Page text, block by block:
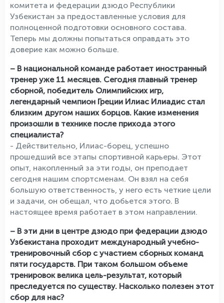
комитета и федерации дзюдо Республики
Узбекистан за предоставленные условия для
полноценной подготовки основного состава.
Теперь мы должны попытаться оправдать это
доверие как можно больше.
– В национальной команде работает иностранный
тренер уже 11 месяцев. Сегодня главный тренер
сборной, победитель Олимпийских игр,
легендарный чемпион Греции Илиас Илиадис стал
близким другом наших борцов. Какие изменения
произошли в технике после прихода этого
специалиста?
- Действительно, Илиас-борец, успешно
прошедший все этапы спортивной карьеры. Этот
опыт, накопленный за эти годы, он преподает
сегодня нашим спортсменам. Он взял на себя
большую ответственность, у него есть четкие цели
и задачи, он обещал, что добьется этого. В
настоящее время работает в этом направлении.
– В эти дни в центре дзюдо при федерации дзюдо
Узбекистана проходит международный учебно-
тренировочный сбор с участием сборных команд
пяти государств. При таком большом объеме
тренировок велика цель-результат, который
преследуется по существу. Насколько полезен этот
сбор для нас?